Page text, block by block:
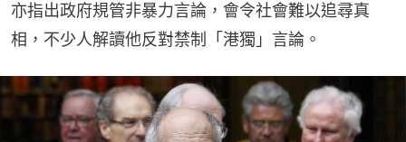
亦指出政府規管非暴力言論，會令社會難以追尋真
相，不少人解讀他反對禁制「港獨」言論。